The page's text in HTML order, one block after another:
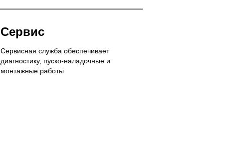
Сервис
Сервисная служба обеспечивает
диагностику, пуско-наладочные и
монтажные работы